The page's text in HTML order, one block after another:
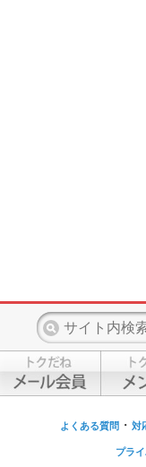
よくある質問 ・ 対
プラ